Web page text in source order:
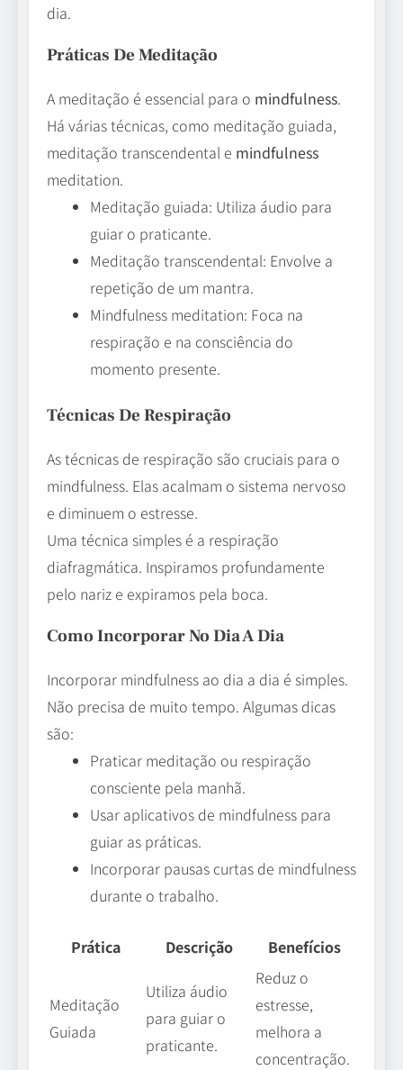
dia.
Práticas De Meditação
A meditação é essencial para o mindfulness.
Há várias técnicas, como meditação guiada,
meditação transcendental e mindfulness
meditation.
Meditação guiada: Utiliza áudio para
guiar o praticante.
Meditação transcendental: Envolve a
repetição de um mantra.
Mindfulness meditation: Foca na
respiração e na consciência do
momento presente.
Técnicas De Respiração
As técnicas de respiração são cruciais para o
mindfulness. Elas acalmam o sistema nervoso
e diminuem o estresse.
Uma técnica simples é a respiração
diafragmática. Inspiramos profundamente
pelo nariz e expiramos pela boca.
Como Incorporar No Dia A Dia
Incorporar mindfulness ao dia a dia é simples.
Não precisa de muito tempo. Algumas dicas
são:
Praticar meditação ou respiração
consciente pela manhã.
Usar aplicativos de mindfulness para
guiar as práticas.
Incorporar pausas curtas de mindfulness
durante o trabalho.
Prática Descrição Benefícios
Meditação
Guiada
Utiliza áudio
para guiar o
praticante.
Reduz o
estresse,
melhora a
concentração.